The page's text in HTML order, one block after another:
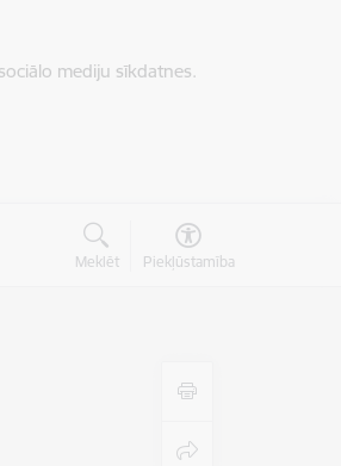
mediju sīkdatnes.
Meklēt Piekļūstamība